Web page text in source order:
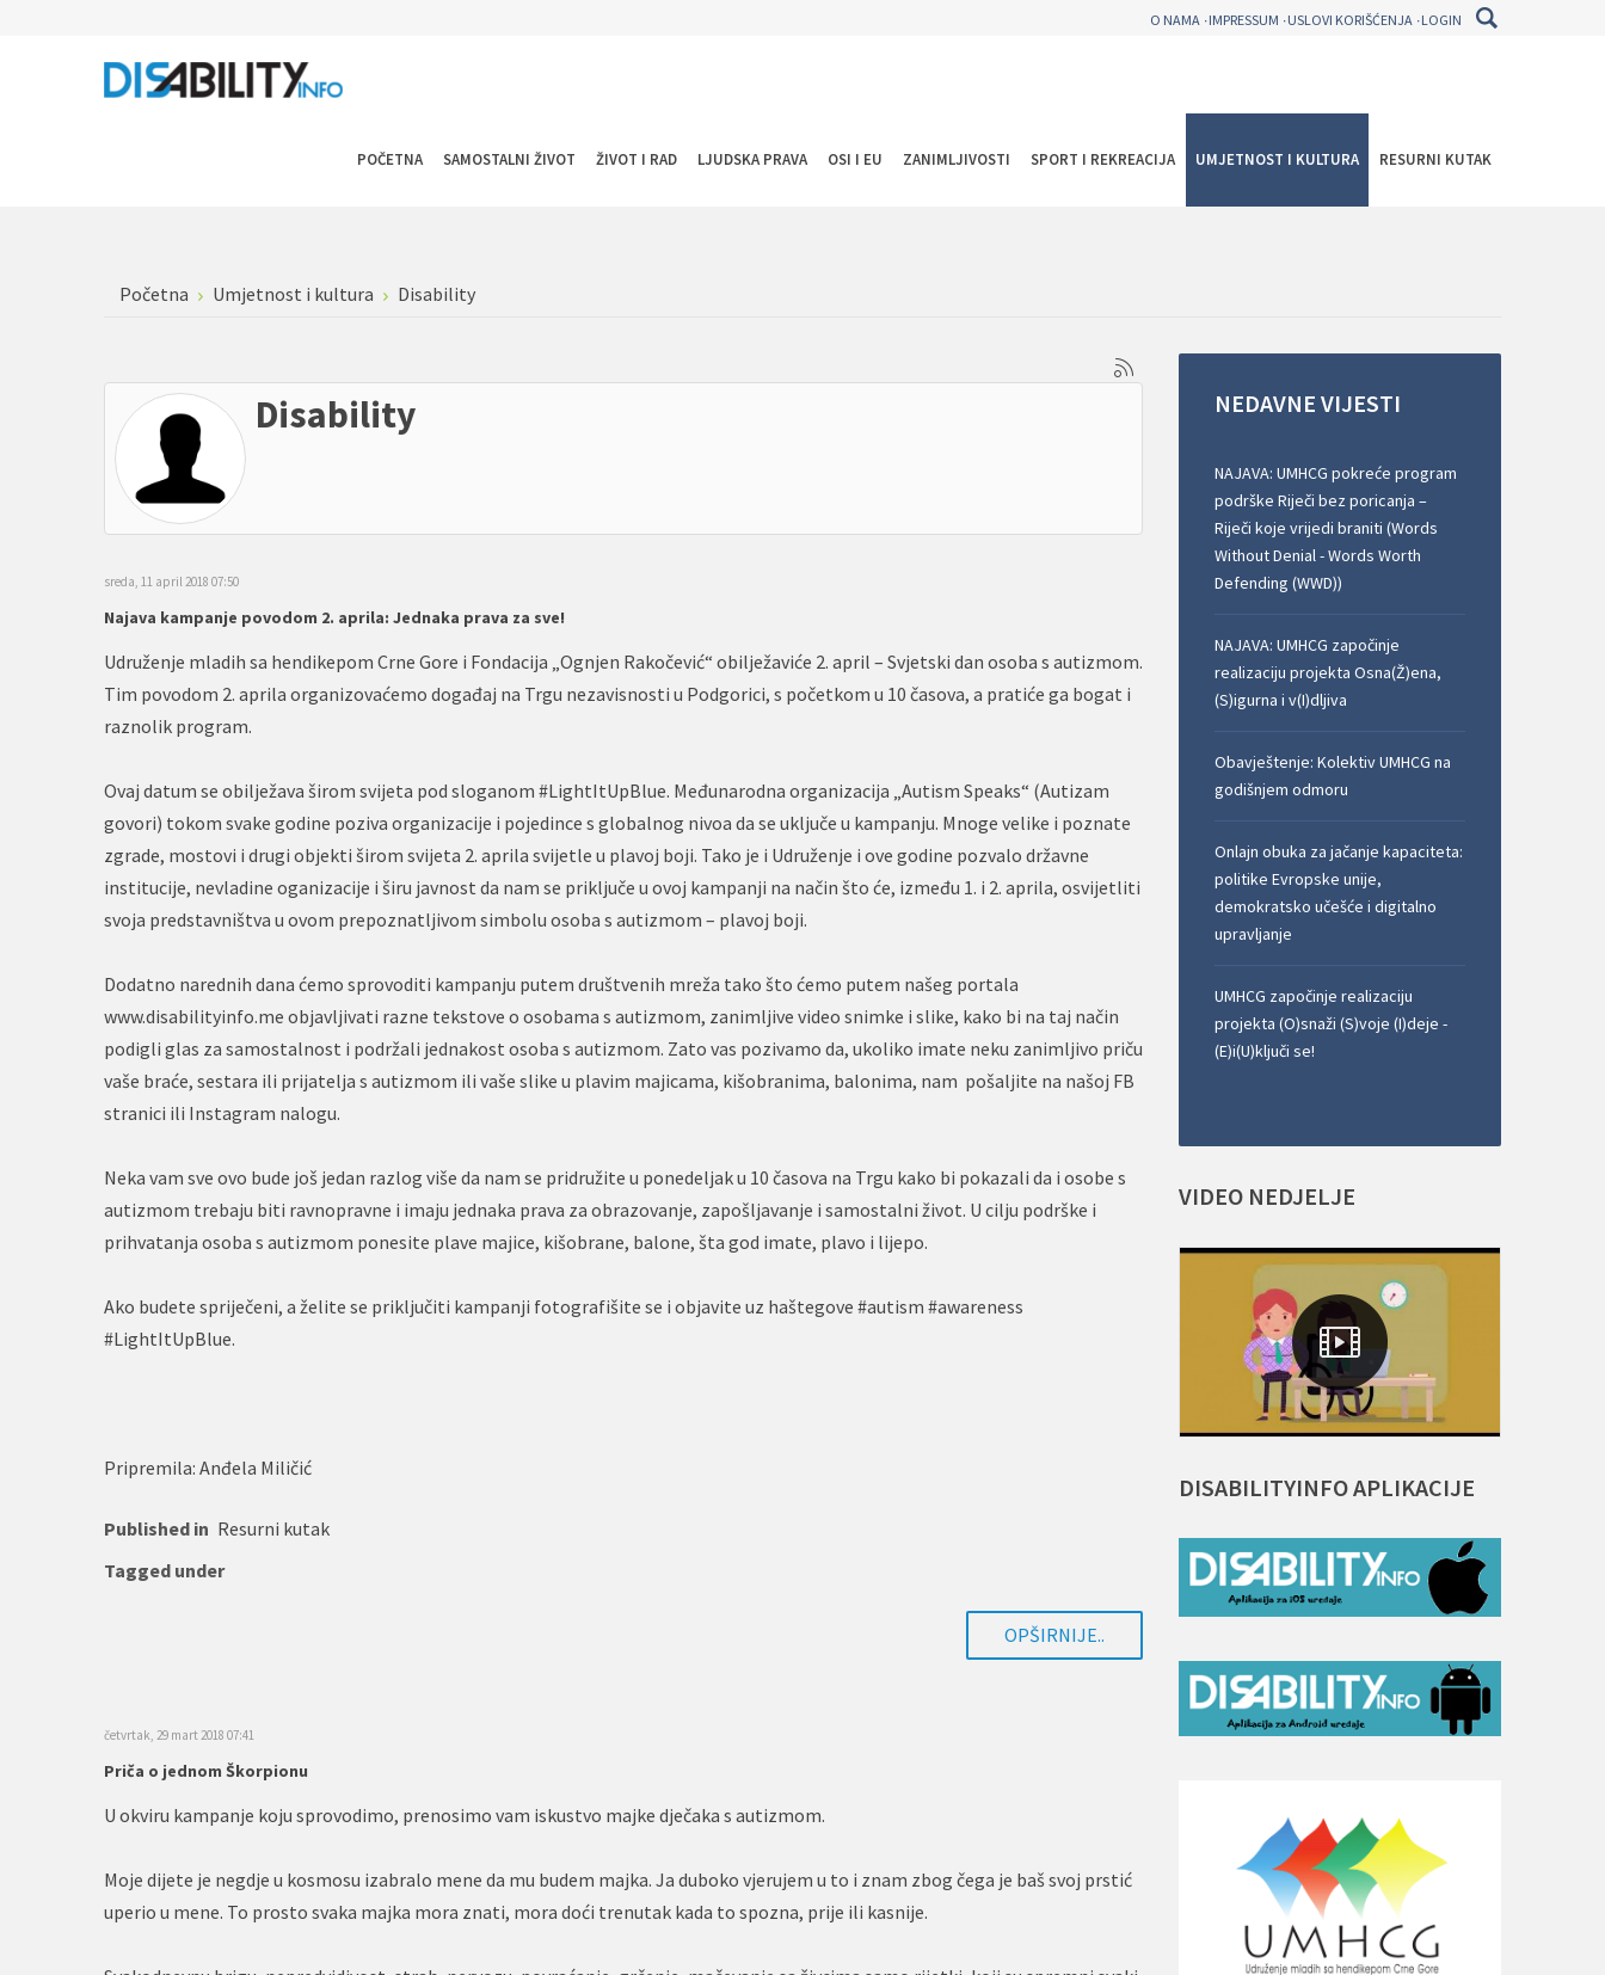
O NAMA IMPRESSUM USLOVI KORIŠĆENJA LOGIN
POČETNA SAMOSTALNI ŽIVOT ŽIVOT I RAD LJUDSKA PRAVA OSI I EU ZANIMLJIVOSTI SPORT I REKREACIJA UMJETNOST I KULTURA RESURNI KUTAK
Početna Umjetnost i kultura Disability
Disability
sreda, 11 april 2018 07:50
Najava kampanje povodom 2. aprila: Jednaka prava za sve!
Udruženje mladih sa hendikepom Crne Gore i Fondacija „Ognjen Rakočević“ obilježaviće 2. april – Svjetski dan osoba s autizmom.
Tim povodom 2. aprila organizovaćemo događaj na Trgu nezavisnosti u Podgorici, s početkom u 10 časova, a pratiće ga bogat i
raznolik program.
Ovaj datum se obilježava širom svijeta pod sloganom #LightItUpBlue. Međunarodna organizacija „Autism Speaks“ (Autizam
govori) tokom svake godine poziva organizacije i pojedince s globalnog nivoa da se uključe u kampanju. Mnoge velike i poznate
zgrade, mostovi i drugi objekti širom svijeta 2. aprila svijetle u plavoj boji. Tako je i Udruženje i ove godine pozvalo državne
institucije, nevladine oganizacije i širu javnost da nam se priključe u ovoj kampanji na način što će, između 1. i 2. aprila, osvijetliti
svoja predstavništva u ovom prepoznatljivom simbolu osoba s autizmom – plavoj boji.
Dodatno narednih dana ćemo sprovoditi kampanju putem društvenih mreža tako što ćemo putem našeg portala
www.disabilityinfo.me objavljivati razne tekstove o osobama s autizmom, zanimljive video snimke i slike, kako bi na taj način
podigli glas za samostalnost i podržali jednakost osoba s autizmom. Zato vas pozivamo da, ukoliko imate neku zanimljivo priču
vaše braće, sestara ili prijatelja s autizmom ili vaše slike u plavim majicama, kišobranima, balonima, nam pošaljite na našoj FB
stranici ili Instagram nalogu.
Neka vam sve ovo bude još jedan razlog više da nam se pridružite u ponedeljak u 10 časova na Trgu kako bi pokazali da i osobe s
autizmom trebaju biti ravnopravne i imaju jednaka prava za obrazovanje, zapošljavanje i samostalni život. U cilju podrške i
prihvatanja osoba s autizmom ponesite plave majice, kišobrane, balone, šta god imate, plavo i lijepo.
Ako budete spriječeni, a želite se priključiti kampanji fotografišite se i objavite uz haštegove #autism #awareness
#LightItUpBlue.
Pripremila: Anđela Miličić
Published in Resurni kutak
Tagged under
OPŠIRNIJE..
četvrtak, 29 mart 2018 07:41
Priča o jednom Škorpionu
U okviru kampanje koju sprovodimo, prenosimo vam iskustvo majke dječaka s autizmom.
Moje dijete je negdje u kosmosu izabralo mene da mu budem majka. Ja duboko vjerujem u to i znam zbog čega je baš svoj prstić
uperio u mene. To prosto svaka majka mora znati, mora doći trenutak kada to spozna, prije ili kasnije.
NEDAVNE VIJESTI
NAJAVA: UMHCG pokreće program
podrške Riječi bez poricanja –
Riječi koje vrijedi braniti (Words
Without Denial - Words Worth
Defending (WWD))
NAJAVA: UMHCG započinje
realizaciju projekta Osna(Ž)ena,
(S)igurna i v(I)dljiva
Obavještenje: Kolektiv UMHCG na
godišnjem odmoru
Onlajn obuka za jačanje kapaciteta:
politike Evropske unije,
demokratsko učešće i digitalno
upravljanje
UMHCG započinje realizaciju
projekta (O)snaži (S)voje (I)deje -
(E)i(U)ključi se!
VIDEO NEDJELJE
DISABILITYINFOAPLIKACIJE